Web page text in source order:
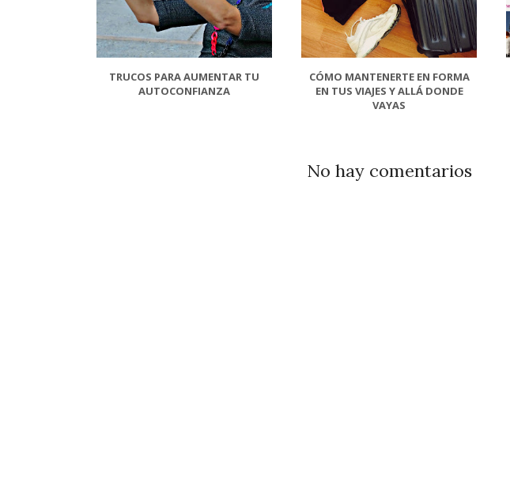
TRUCOS PARA AUMENTAR TU
AUTOCONFIANZA
CÓMO MANTENERTE EN FORMA
EN TUS VIAJES Y ALLÁ DONDE
VAYAS
No hay comentarios